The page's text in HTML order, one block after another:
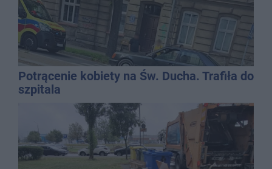
Potrącenie kobiety na Św. Ducha. Trafiła do
szpitala